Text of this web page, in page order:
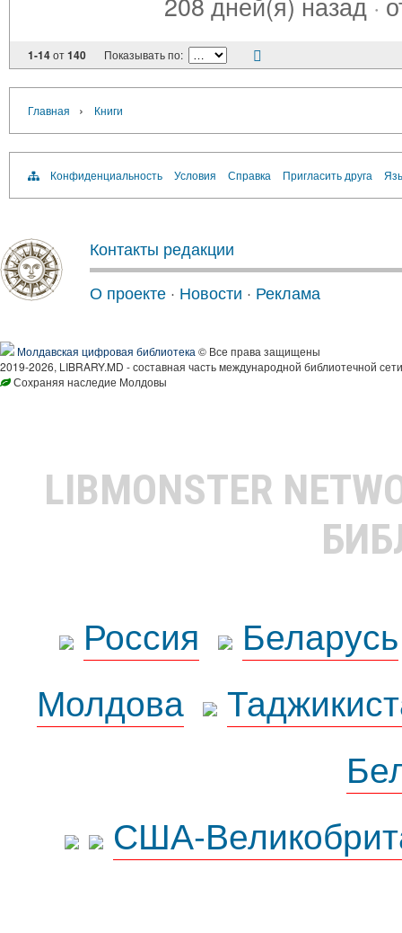
1-14от140 Показывать по:
Главная › Книги
Конфиденциальность Условия Справка Пригласить друга
Контакты редакции
О проекте · Новости · Реклама
Молдавская цифровая библиотека © Все права защищены
2019-2026, LIBRARY.MD - составная часть международной библиотечной
Сохраняя наследие Молдовы
LIBMONSTER
Россия
Беларусь
Молдова
США-